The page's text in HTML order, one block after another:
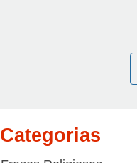
Categorias